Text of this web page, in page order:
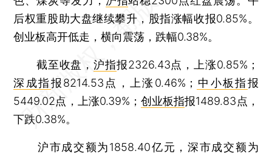
后权重股助大盘继续攀升，股指涨幅收报0.85%。
创业板高开低走，横向震荡，跌幅0.38%。
截至收盘，沪指报2326.43点，上涨0.85%；
深成指报8214.53点，上涨0.46%； 中小板指报
5449.02点，上涨0.39%； 创业板指报1489.83点，
下跌0.38%。
沪市成交额为1858.40亿元，深市成交额为